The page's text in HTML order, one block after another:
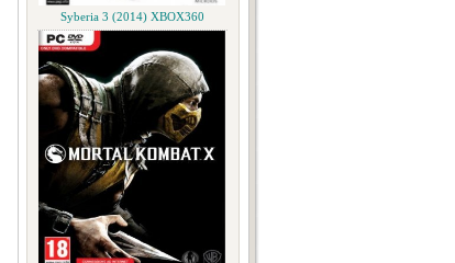
Syberia 3 (2014) XBOX360